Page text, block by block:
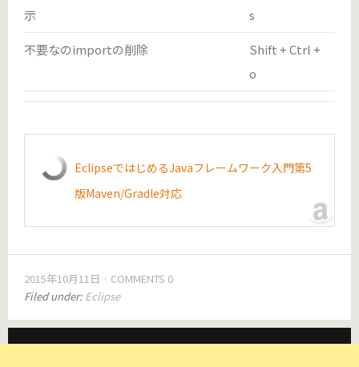
示
s
不要なのimportの削除
Shift + Ctrl +
o
EclipseではじめるJavaフレームワーク入門第5
版Maven/Gradle対応
2015年10月11日
COMMENTS 0
Filed under: Eclipse